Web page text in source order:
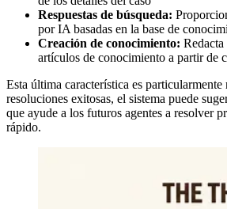
Respuestas de búsqueda:
por IA basadas en la base de
Creación de conocimiento:
artículos de conocimiento a partir de
Esta última característica es
resoluciones exitosas, el sistema puede
que ayude a los futuros agentes a resolver
rápido.